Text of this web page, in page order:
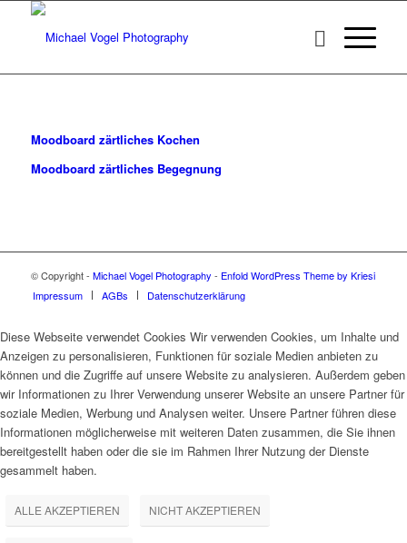
Moodboard zärtliches Kochen
Moodboard zärtliches Begegnung
© Copyright - Michael Vogel Photography - Enfold WordPress Theme by Kriesi
Impressum
AGBs Datenschutzerklärung
Diese Webseite verwendet Cookies Wir verwenden Cookies, um Inhalte und
Anzeigen zu personalisieren, Funktionen für soziale Medien anbieten zu
können und die Zugriffe auf unsere Website zu analysieren. Außerdem geben
wir Informationen zu Ihrer Verwendung unserer Website an unsere Partner für
soziale Medien, Werbung und Analysen weiter. Unsere Partner führen diese
Informationen möglicherweise mit weiteren Daten zusammen, die Sie ihnen
bereitgestellt haben oder die sie im Rahmen Ihrer Nutzung der Dienste
gesammelt haben.
ALLE AKZEPTIEREN NICHT AKZEPTIEREN